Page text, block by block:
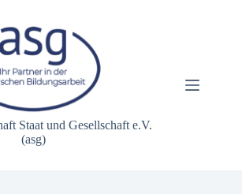
Staat und Gesellschaft e.V.
(asg)